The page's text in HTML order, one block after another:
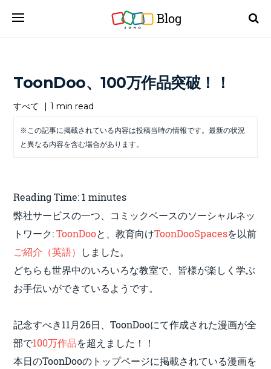
Blog
ToonDoo、100万作品突破！！
すべて | 1 min read
※この記事に掲載されている内容は投稿当時の情報です。最新の状況
と異なる内容を含む場合があります。
Reading Time: 1 minutes
弊社サービスの一つ、コミックベースのソーシャルネッ
トワーク:ToonDooと、教育向けToonDooSpacesを以前
ご紹介（英語）
しました。
どちらも世界中のいろいろな教室で、皆様が楽しく学ぶ
お手伝いができているようです。
記念すべき11月26日、ToonDooにて作成された漫画が全
部で100万作品を超えました！！
本日のToonDooのトップページに掲載されている漫画を